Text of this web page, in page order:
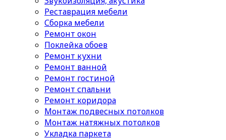
Реставрация мебели
Сборка мебели
Ремонт окон
Поклейка обоев
Ремонт кухни
Ремонт ванной
Ремонт гостиной
Ремонт спальни
Ремонт коридора
Монтаж подвесных потолков
Монтаж натяжных потолков
Укладка паркета